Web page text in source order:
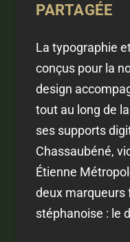
PARTAGÉE
La typographie
conçus pour la
design
tout au long de
ses supports
Chassaubéné,
Étienne
deux marqueurs
stéphanoise : le